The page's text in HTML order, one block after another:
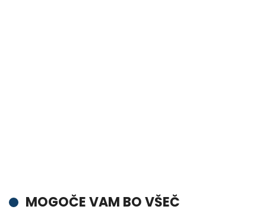
MOGOČE VAM BO VŠEČ